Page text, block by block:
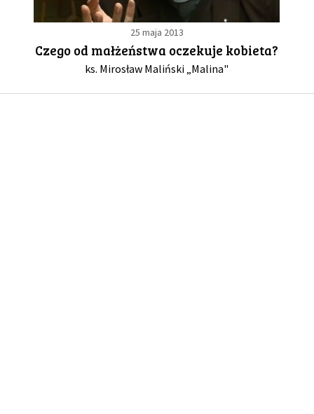
GALERIA
25 maja 2013
Czego od małżeństwa oczekuje kobieta?
ks. Mirosław Maliński „Malina"